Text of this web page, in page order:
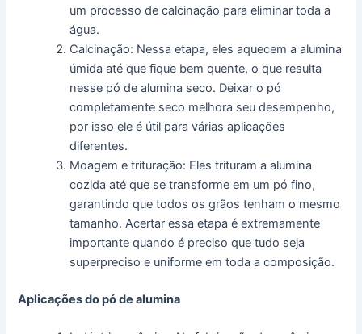
um processo de calcinação para eliminar toda a
água.
Calcinação: Nessa etapa, eles aquecem a alumina
úmida até que fique bem quente, o que resulta
nesse pó de alumina seco. Deixar o pó
completamente seco melhora seu desempenho,
por isso ele é útil para várias aplicações
diferentes.
Moagem e trituração: Eles trituram a alumina
cozida até que se transforme em um pó fino,
garantindo que todos os grãos tenham o mesmo
tamanho. Acertar essa etapa é extremamente
importante quando é preciso que tudo seja
superpreciso e uniforme em toda a composição.
Aplicações do pó de alumina